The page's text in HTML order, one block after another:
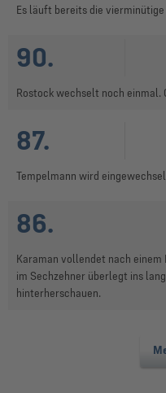
Es läuft bereits die
90.
Rostock wechselt noch einmal.
87.
Tempelmann wird
86.
Karaman vollendet nach
im Sechzehner überlegt ins
hinterherschauen.